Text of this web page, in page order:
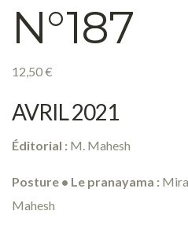
N°187
12,50€
AVRIL 2021
Éditorial : M. Mahesh
Posture • Le pranayama :
Mahesh